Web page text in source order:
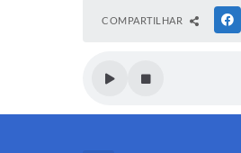
COMPARTILHAR